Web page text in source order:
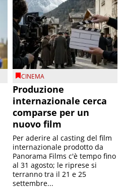
CINEMA
Produzione
internazionale cerca
comparse per un
nuovo film
Per aderire al casting del film
internazionale prodotto da
Panorama Films c'è tempo fino
al 31 agosto; le riprese si
terranno tra il 21 e 25
settembre...